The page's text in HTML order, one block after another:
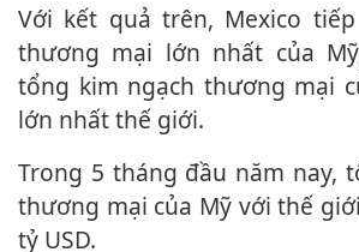
Với kết quả trên, Mexico tiếp tục là đối tác
thương mại lớn nhất của
tổng kim ngạch thương mại
lớn nhất thế giới.
Trong 5 tháng đầu năm nay, tổng kim ngạch
thương mại của Mỹ với thế
tỷ USD.